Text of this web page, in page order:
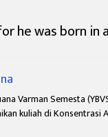
he was born in
Varman Semesta
kuliah di